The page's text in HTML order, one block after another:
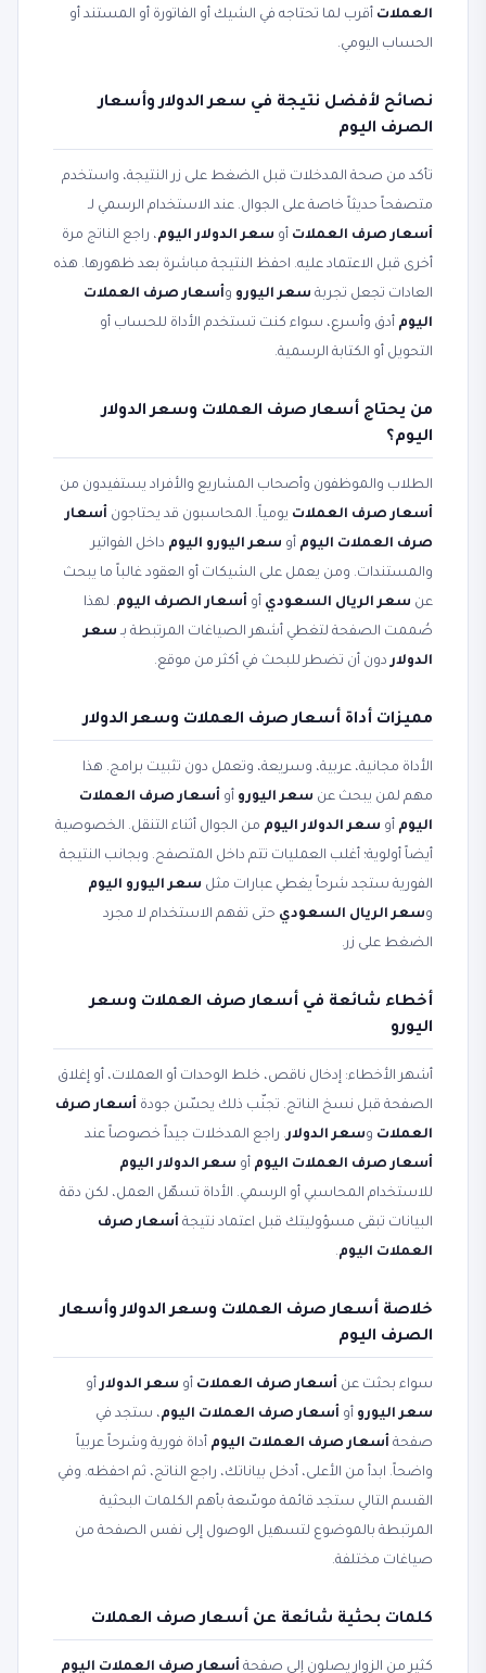
العملات أقرب لما تحتاجه في الشيك أو الفاتورة أو المستند أو
الحساب اليومي.
نصائح لأفضل نتيجة في سعر الدولار وأسعار
الصرف اليوم
تأكد من صحة المدخلات قبل الضغط على زر النتيجة، واستخدم
متصفحاً حديثاً خاصة على الجوال. عند الاستخدام الرسمي لـ
أسعار صرف العملات أو سعر الدولار اليوم، راجع الناتج مرة
أخرى قبل الاعتماد عليه. احفظ النتيجة مباشرة بعد ظهورها. هذه
العادات تجعل تجربة سعر اليورو وأسعار صرف العملات
اليوم أدق وأسرع، سواء كنت تستخدم الأداة للحساب أو
التحويل أو الكتابة الرسمية.
من يحتاج أسعار صرف العملات وسعر الدولار
اليوم؟
الطلاب والموظفون وأصحاب المشاريع والأفراد يستفيدون من
أسعار صرف العملات يومياً. المحاسبون قد يحتاجون أسعار
صرف العملات اليوم أو سعر اليورو اليوم داخل الفواتير
والمستندات. ومن يعمل على الشيكات أو العقود غالباً ما يبحث
عن سعر الريال السعودي أو أسعار الصرف اليوم. لهذا
صُممت الصفحة لتغطي أشهر الصياغات المرتبطة بـ سعر
الدولاردون أن تضطر للبحث في أكثر من موقع.
مميزات أداة أسعار صرف العملات وسعر الدولار
الأداة مجانية، عربية، وسريعة، وتعمل دون تثبيت برامج. هذا
مهم لمن يبحث عن سعر اليورو أو أسعار صرف العملات
اليوم أو سعر الدولار اليوم من الجوال أثناء التنقل. الخصوصية
أيضاً أولوية؛ أغلب العمليات تتم داخل المتصفح. وبجانب النتيجة
الفورية ستجد شرحاً يغطي عبارات مثل سعر اليورو اليوم
وسعر الريال السعودي حتى تفهم الاستخدام لا مجرد
الضغط على زر.
أخطاء شائعة في أسعار صرف العملات وسعر
اليورو
أشهر الأخطاء: إدخال ناقص، خلط الوحدات أو العملات، أو إغلاق
الصفحة قبل نسخ الناتج. تجنّب ذلك يحسّن جودة أسعار صرف
العملات وسعر الدولار. راجع المدخلات جيداً خصوصاً عند
أسعار صرف العملات اليوم أو سعر الدولار اليوم
للاستخدام المحاسبي أو الرسمي. الأداة تسهّل العمل، لكن دقة
البيانات تبقى مسؤوليتك قبل اعتماد نتيجة أسعار صرف
العملات اليوم.
خلاصة أسعار صرف العملات وسعر الدولار وأسعار
الصرف اليوم
سواء بحثت عن أسعار صرف العملات أو سعر الدولارأو
سعر اليورو أو أسعار صرف العملات اليوم، ستجد في
صفحة أسعار صرف العملات اليوم أداة فورية وشرحاً عربياً
واضحاً. ابدأ من الأعلى، أدخل بياناتك، راجع الناتج، ثم احفظه. وفي
القسم التالي ستجد قائمة موسّعة بأهم الكلمات البحثية
المرتبطة بالموضوع لتسهيل الوصول إلى نفس الصفحة من
صياغات مختلفة.
كلمات بحثية شائعة عن أسعار صرف العملات
كثير من الزوار يصلون إلى صفحة أسعار صرف العملات اليوم